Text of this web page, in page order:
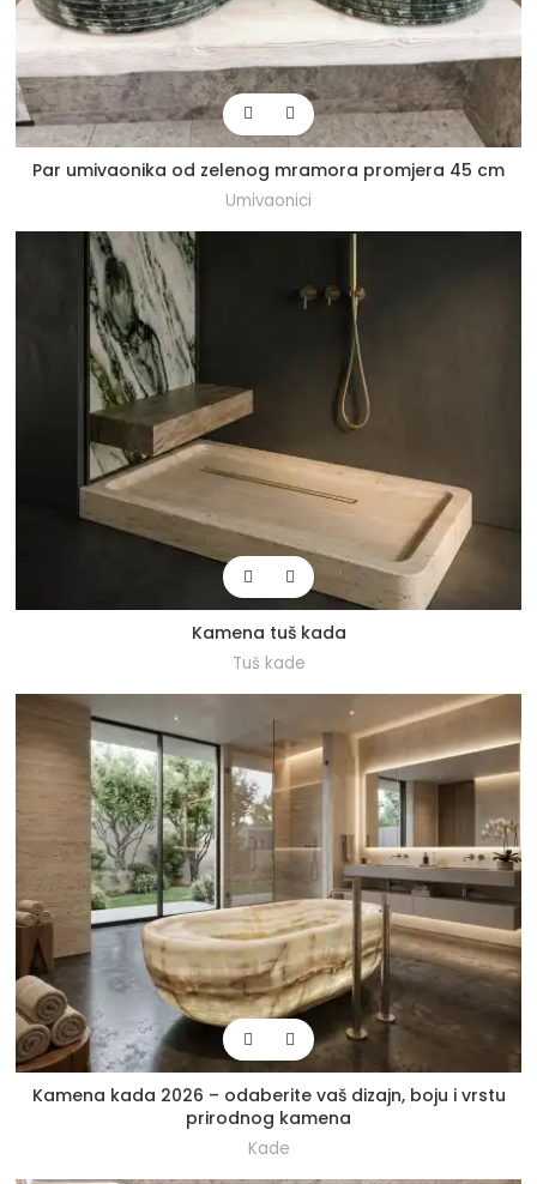
Par umivaonika od zelenog mramora promjera 45 cm
Umivaonici
Kamena tuš kada
Tuš kade
Kamena kada 2026 – odaberite vaš dizajn, boju i vrstu
prirodnog kamena
Kade